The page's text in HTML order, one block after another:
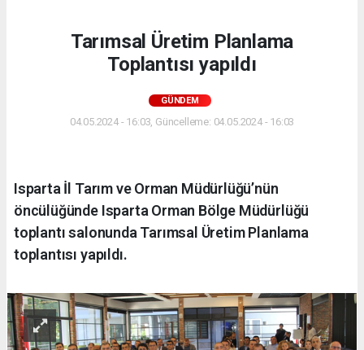
Tarımsal Üretim Planlama
Toplantısı yapıldı
GÜNDEM
04.05.2024 - 16:03, Güncelleme: 04.05.2024 - 16:03
Isparta İl Tarım ve Orman Müdürlüğü’nün
öncülüğünde Isparta Orman Bölge Müdürlüğü
toplantı salonunda Tarımsal Üretim Planlama
toplantısı yapıldı.